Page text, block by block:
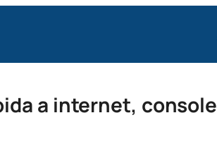
a internet, console